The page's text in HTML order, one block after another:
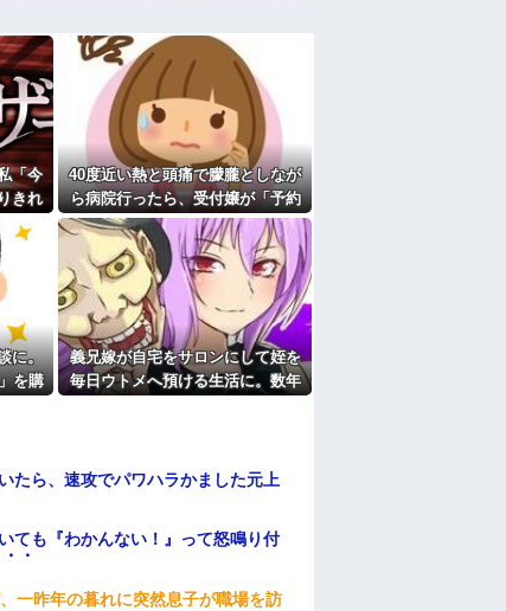
っている。ふるさと納税も頼みたいけ
ラー』使ったことあるか？
キャンセルを繰り返した32歳女を逮
したことで欲求が満たされた」
が倒れた。ブチギレた夫とウトが殴り
と菓子食べ放題みたいになっちゃって
身の勤務医で実家は開業医、30代半
としそうに→それだけでは終わらなか
「今
きれ
い要
40度近い熱と頭痛で朦朧としなが
ら病院行ったら、受付嬢が「予約
のない人は診ません」と拒否され
た。タクシーを呼ぶための電話も
貸してくれず...
に。
を購
義兄嫁が自宅をサロンにして姪を
毎日ウトメへ預ける生活に。数年
たら、速攻でパワハラかました元上
ても『わかんない！』って怒鳴り付
・
一昨年の暮れに突然息子が職場を訪